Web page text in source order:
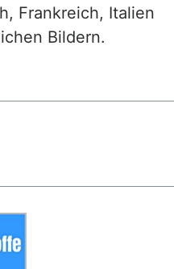
Frankreich, Italien
Bildern.